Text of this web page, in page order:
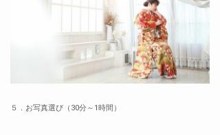
５．お写真選び（30分～1時間）